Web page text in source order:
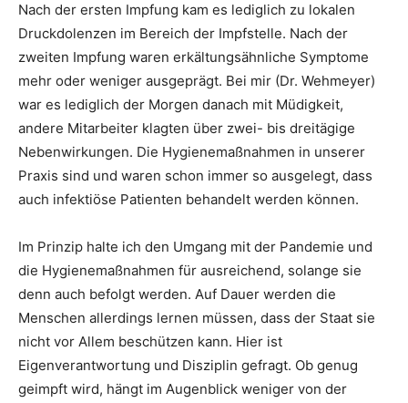
Nach der ersten Impfung kam es lediglich zu lokalen
Druckdolenzen im Bereich der Impfstelle. Nach der
zweiten Impfung waren erkältungsähnliche Symptome
mehr oder weniger ausgeprägt. Bei mir (Dr. Wehmeyer)
war es lediglich der Morgen danach mit Müdigkeit,
andere Mitarbeiter klagten über zwei- bis dreitägige
Nebenwirkungen. Die Hygienemaßnahmen in unserer
Praxis sind und waren schon immer so ausgelegt, dass
auch infektiöse Patienten behandelt werden können.
Im Prinzip halte ich den Umgang mit der Pandemie und
die Hygienemaßnahmen für ausreichend, solange sie
denn auch befolgt werden. Auf Dauer werden die
Menschen allerdings lernen müssen, dass der Staat sie
nicht vor Allem beschützen kann. Hier ist
Eigenverantwortung und Disziplin gefragt. Ob genug
geimpft wird, hängt im Augenblick weniger von der